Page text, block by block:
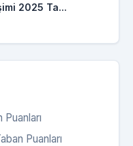
2025 Ta...
Puanları